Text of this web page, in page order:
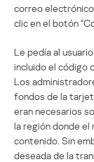
correo electrónico
clic en el botón
Le pedía al
incluido el código
Los
fondos de la
eran necesarios
la región donde
contenido. Sin
deseada de la